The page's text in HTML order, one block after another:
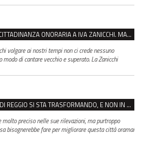
VENTASSO, SÌ ALLA CITTADINANZA ONORARIA A IVA ZANICCHI. MA BARGIACCHI: “È DI PESSIMO GUSTO”
volgare ai nostri tempi non ci crede nessuno
di cantare vecchio e superato. La Zanicchi
IL CENTRO STORICO DI REGGIO SI STA TRASFORMANDO, E NON IN MEGLIO
preciso nelle sue rilevazioni, ma purtroppo
bisognerebbe fare per migliorare questa città oramai